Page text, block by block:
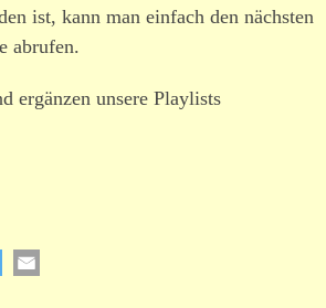
ist, kann man einfach den nächsten
abrufen.
ergänzen unsere Playlists